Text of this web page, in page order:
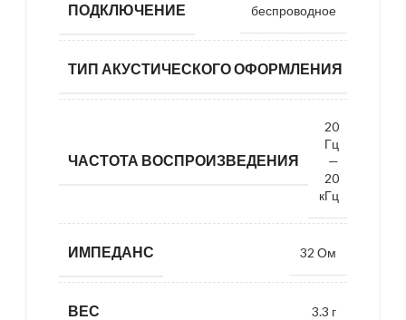
ПОДКЛЮЧЕНИЕ беспроводное
ТИП АКУСТИЧЕСКОГО ОФОРМЛЕНИЯ
ЧАСТОТА ВОСПРОИЗВЕДЕНИЯ
20
Гц
—
20
кГц
ИМПЕДАНС 32 Ом
ВЕС 3.3 г